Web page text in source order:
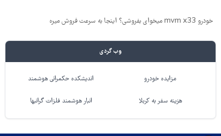
خودرو mvm x33 میخوای بفروشی؟ اینجا به سرعت فروش میره
وب گردی
مزایده خودرو اندیشکده حکمرانی هوشمند
هزینه سفر به کربلا انبار هوشمند فلزات گرانبها